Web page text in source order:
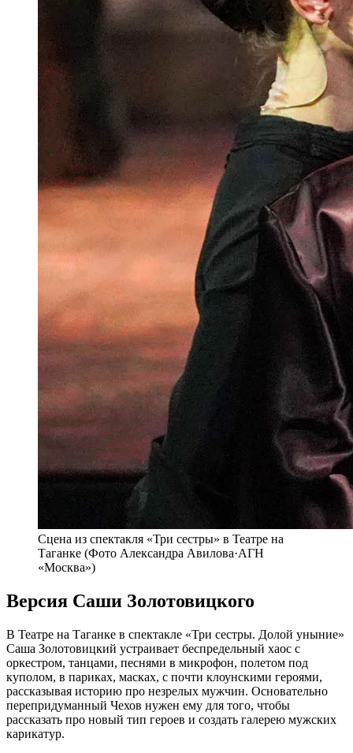
Cцена из спектакля «Три сестры» в Театре на
Таганке (Фото Александра Авилова·АГН
«Москва»)
Версия Саши Золотовицкого
В Театре на Таганке в спектакле «Три сестры. Долой уныние»
Саша Золотовицкий устраивает беспредельный хаос с
оркестром, танцами, песнями в микрофон, полетом под
куполом, в париках, масках, с почти клоунскими героями,
рассказывая историю про незрелых мужчин. Основательно
перепридуманный Чехов нужен ему для того, чтобы
рассказать про новый тип героев и создать галерею мужских
карикатур.